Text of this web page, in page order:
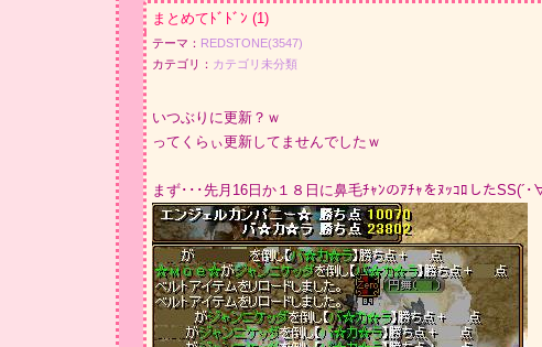
まとめてﾄﾞﾄﾞﾝ (1)
テーマ： REDSTONE(3547)
カテゴリ： カテゴリ未分類
いつぶりに更新？ｗ
ってくらぃ更新してませんでしたｗ
まず･･･先月16日か１８日に鼻毛ﾁｬﾝのｱﾁｬをﾇｯｺﾛしたSS(´･